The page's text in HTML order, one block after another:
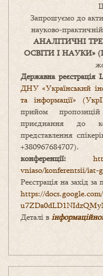
Запрошуємо до
науково-
АНАЛІТИЧНІ
ОСВІТИ І НАУКИ»
Державна реєстрація
ДНУ «Український
та інформації»
прийом
приєднання до
представлення
конференції:
vniaso/konferentsii/iat-
Реєстрація на захід
https://
Деталі в